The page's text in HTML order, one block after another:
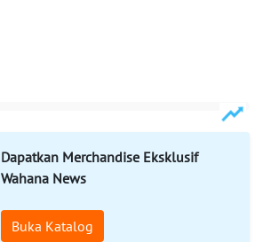
Dapatkan Merchandise Eksklusif
Wahana News
Buka Katalog